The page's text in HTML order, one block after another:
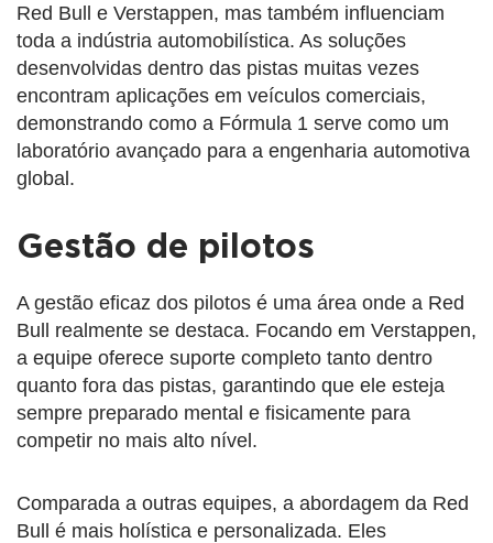
Red Bull e Verstappen, mas também influenciam
toda a indústria automobilística. As soluções
desenvolvidas dentro das pistas muitas vezes
encontram aplicações em veículos comerciais,
demonstrando como a Fórmula 1 serve como um
laboratório avançado para a engenharia automotiva
global.
Gestão de pilotos
A gestão eficaz dos pilotos é uma área onde a Red
Bull realmente se destaca. Focando em Verstappen,
a equipe oferece suporte completo tanto dentro
quanto fora das pistas, garantindo que ele esteja
sempre preparado mental e fisicamente para
competir no mais alto nível.
Comparada a outras equipes, a abordagem da Red
Bull é mais holística e personalizada. Eles